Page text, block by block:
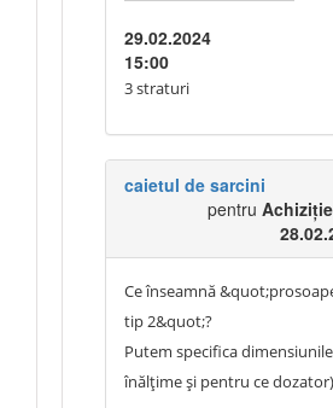
29.02.2024
15:00
3 straturi
caietul de sarcini
pentru Achiziție
Ce înseamnă
tip 2&quot;?
Putem specifica
înălțime și pentru ce